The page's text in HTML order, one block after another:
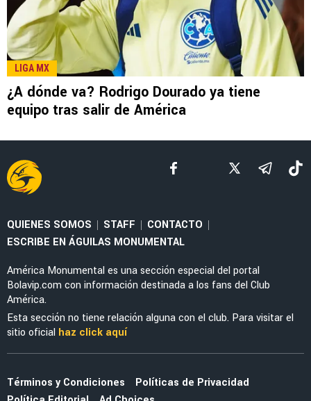
LEE TAMBIÉN
FEMENIL
Priscila da Silva firma doblete con América
Femenil y reacciona al Estadio Banorte